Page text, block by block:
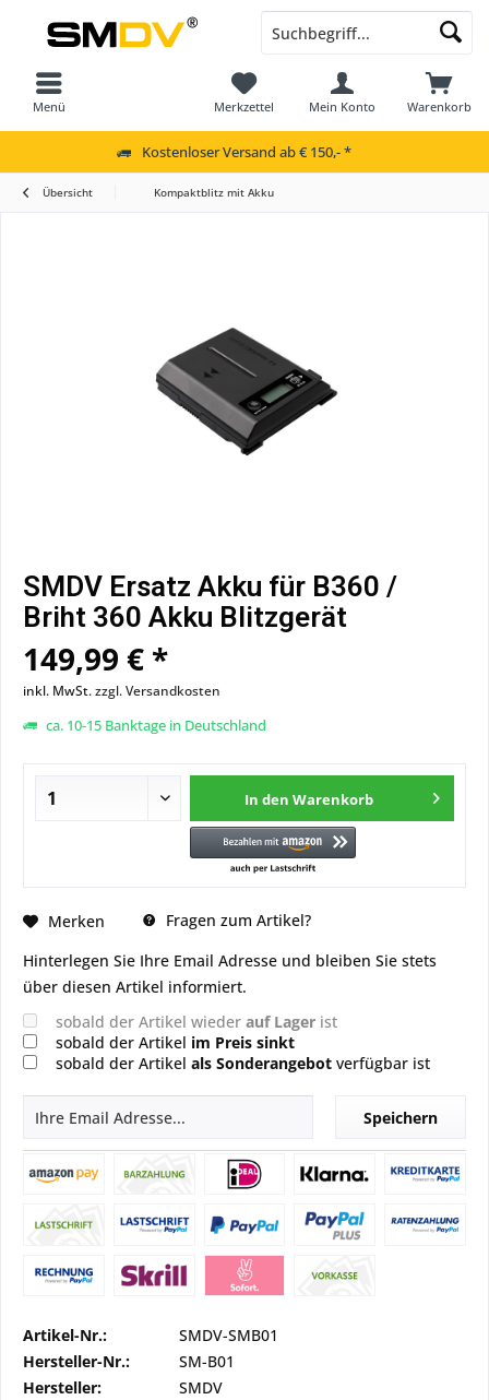
Menü Warenkorb
Merkzettel Mein Konto
Kostenloser Versand ab € 150,- *
Übersicht Kompaktblitz mit Akku
SMDV Ersatz Akku für B360 /
Briht 360 Akku Blitzgerät
149,99 € *
inkl. MwSt.zzgl. Versandkosten
ca. 10-15 Banktage in Deutschland
In den Warenkorb
Merken
Fragen zum Artikel?
Hinterlegen Sie Ihre Email Adresse und bleiben Sie stets
über diesen Artikel informiert.
sobald der Artikel wieder auf Lager ist
sobald der Artikel im Preis sinkt
sobald der Artikel als Sonderangebot verfügbar ist
Speichern
Artikel-Nr.:
SMDV-SMB01
Hersteller-Nr.:
SM-B01
Hersteller:
SMDV